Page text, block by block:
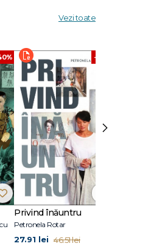
Vezi toate
-40%
Privind înăuntru
Petronela Rotar
27.91 lei 46.51 lei
›